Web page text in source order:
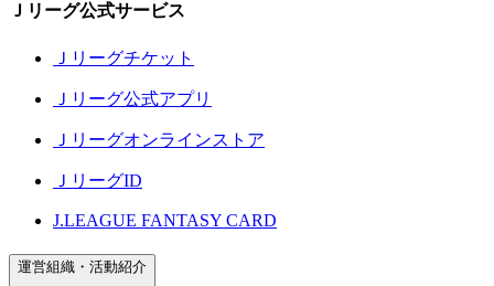
Ｊリーグ公式サービス
Ｊリーグチケット
Ｊリーグ公式アプリ
Ｊリーグオンラインストア
ＪリーグID
J.LEAGUE FANTASY CARD
運営組織・活動紹介